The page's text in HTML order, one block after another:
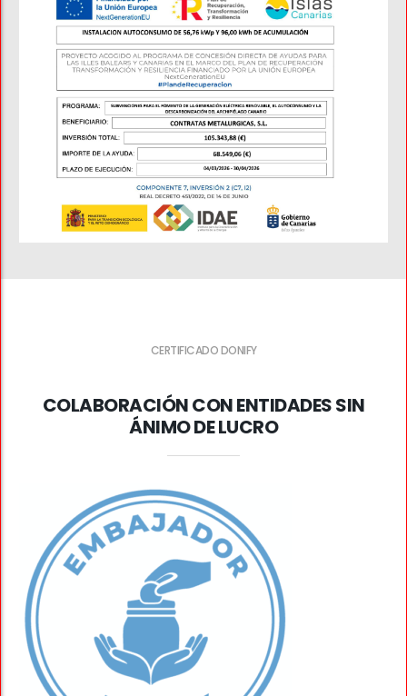
CERTIFICADO DONIFY
COLABORACIÓN CON ENTIDADES SIN
ÁNIMO DE LUCRO